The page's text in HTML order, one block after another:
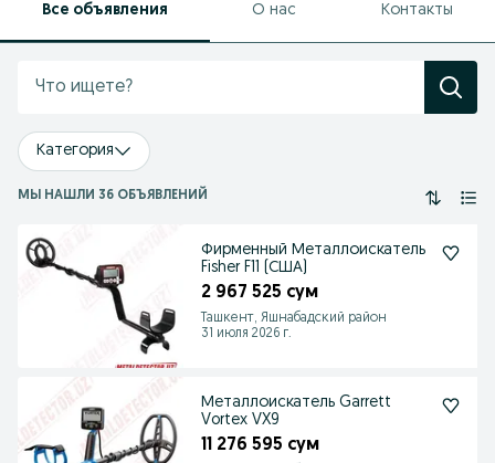
Все объявления О нас Контакты
Категория
МЫ НАШЛИ 36 ОБЪЯВЛЕНИЙ
Фирменный Металлоискатель
Fisher F11 (США)
2 967 525 сум
Ташкент, Яшнабадский район
31 июля 2026 г.
Металлоискатель Garrett
Vortex VX9
11 276 595 сум